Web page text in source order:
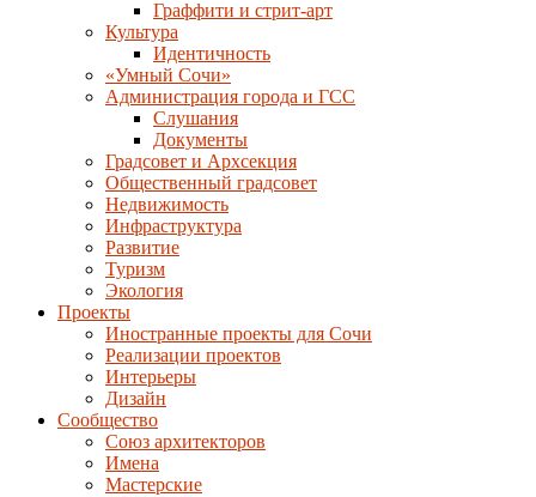
Граффити и стрит-арт
Культура
Идентичность
«Умный Сочи»
Администрация города и ГСС
Слушания
Документы
Градсовет и Архсекция
Общественный градсовет
Недвижимость
Инфраструктура
Развитие
Туризм
Экология
Проекты
Иностранные проекты для Сочи
Реализации проектов
Интерьеры
Дизайн
Сообщество
Союз архитекторов
Имена
Мастерские